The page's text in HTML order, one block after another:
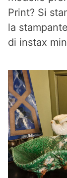
Print? Si
la
di instax